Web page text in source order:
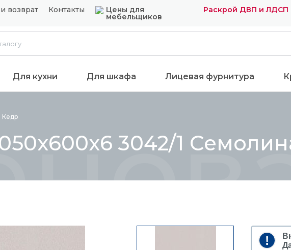
возврат Контакты Цены для
мебельщиков
Раскрой ДВП и ЛДСП
Для кухни Для шкафа Лицевая фурнитура
Кедр
3042/1